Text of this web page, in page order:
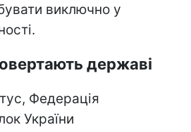
виключно у
державі
Федерація
України